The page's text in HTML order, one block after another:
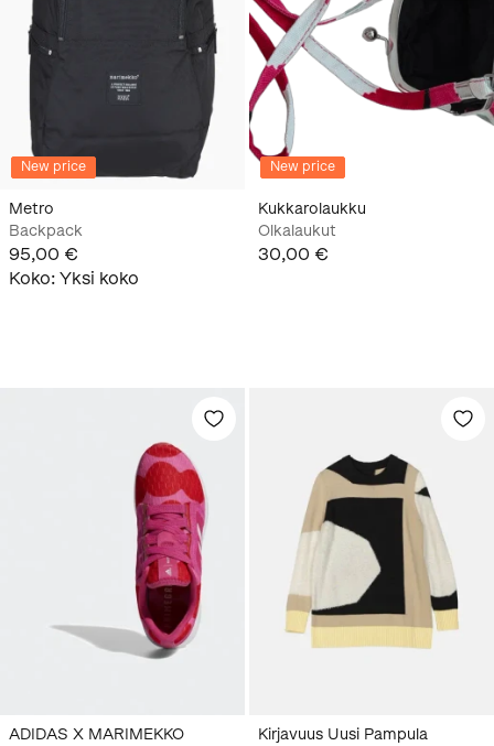
New price
Metro
Backpack
95,00 €
Koko: Yksi koko
New price
Kukkarolaukku
Olkalaukut
30,00 €
ADIDAS X MARIMEKKO
Kirjavuus Uusi Pampula